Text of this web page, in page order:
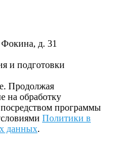
Фокина, д. 31
и подготовки
Продолжая
на обработку
программы
Политики в
данных.